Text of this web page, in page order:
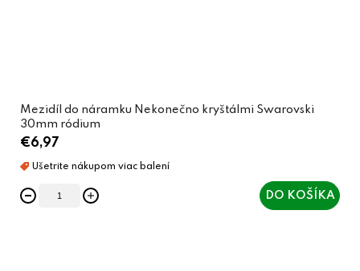
Mezidíl do náramku Nekonečno kryštálmi Swarovski
30mm ródium
€6,97
DO KOŠÍKA